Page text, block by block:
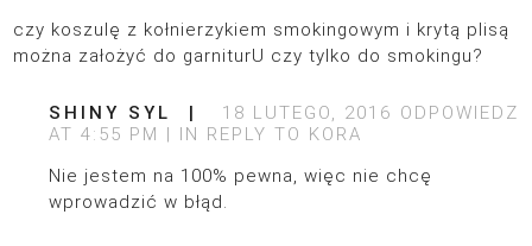
czy koszulę z kołnierzykiem smokingowym i krytą plisą
można założyć do garniturU czy tylko do smokingu?
ODPOWIEDZ
SHINY SYL
18 LUTEGO, 2016
AT 4:55 PM
IN REPLY TO KORA
Nie jestem na 100% pewna, więc nie chcę
wprowadzić w błąd.